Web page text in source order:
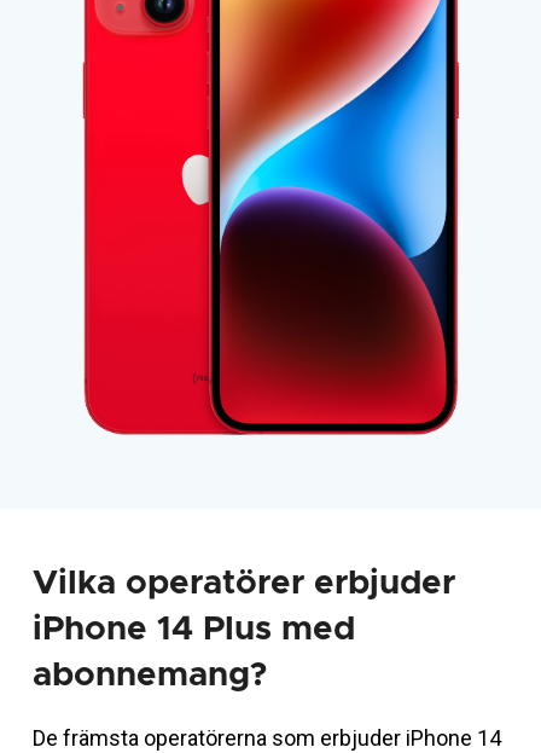
Vilka operatörer erbjuder
iPhone 14 Plus med
abonnemang?
De främsta operatörerna som erbjuder iPhone 14